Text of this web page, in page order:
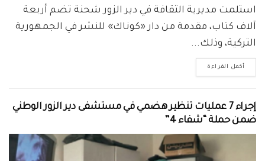
استلمت مديرية الثقافة في دير الزور شحنة تضم أربعة
آلاف كتاب، مقدمة من دار «كوناك» للنشر في الجمهورية
التركية، وذلك...
أكمل القراءة
إجراء 7 عمليات تنظير هضمي في مستشفى دير الزور الوطني
ضمن حملة “شفاء 4”